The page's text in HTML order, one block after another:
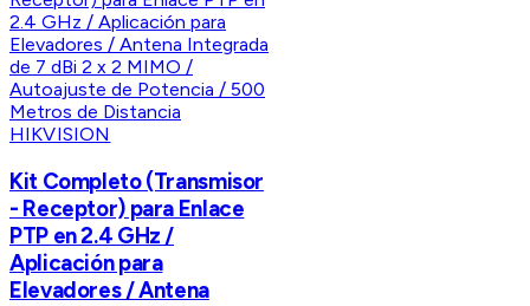
HIKVISION
Kit Completo (Transmisor
- Receptor) para Enlace
PTP en 2.4 GHz /
Aplicación para
Elevadores / Antena